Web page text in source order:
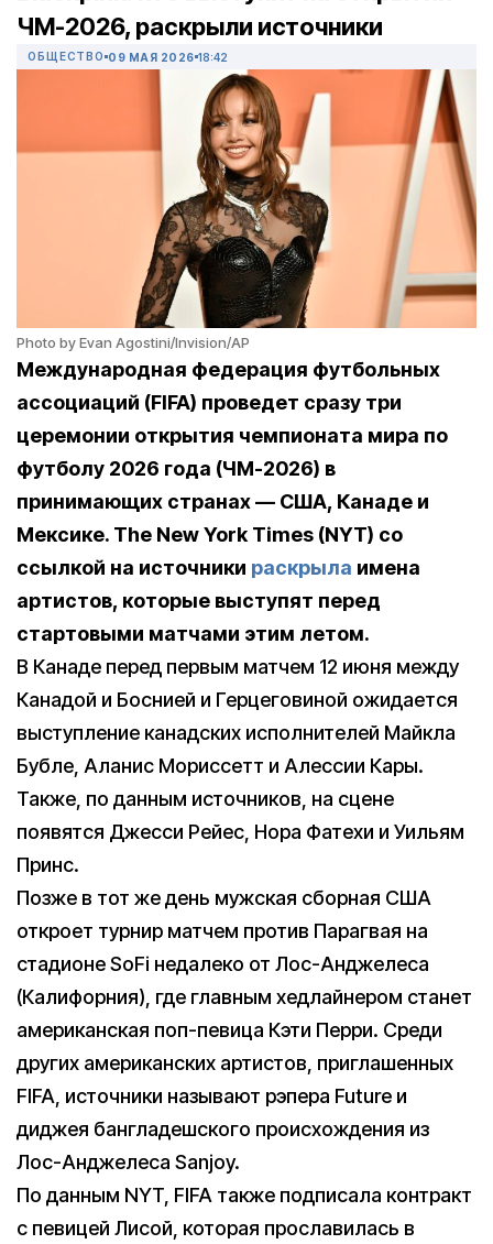
ЧМ-2026, раскрыли источники
ОБЩЕСТВО 09 МАЯ 2026 18:42
Photo by Evan Agostini/Invision/AP
Международная федерация футбольных
ассоциаций (FIFA) проведет сразу три
церемонии открытия чемпионата мира по
футболу 2026 года (ЧМ-2026) в
принимающих странах — США, Канаде и
Мексике. The New York Times (NYT) со
ссылкой на источники раскрыла имена
артистов, которые выступят перед
стартовыми матчами этим летом.
В Канаде перед первым матчем 12 июня между
Канадой и Боснией и Герцеговиной ожидается
выступление канадских исполнителей Майкла
Бубле, Аланис Мориссетт и Алессии Кары.
Также, по данным источников, на сцене
появятся Джесси Рейес, Нора Фатехи и Уильям
Принс.
Позже в тот же день мужская сборная США
откроет турнир матчем против Парагвая на
стадионе SoFi недалеко от Лос-Анджелеса
(Калифорния), где главным хедлайнером станет
американская поп-певица Кэти Перри. Среди
других американских артистов, приглашенных
FIFA, источники называют рэпера Future и
диджея бангладешского происхождения из
Лос-Анджелеса Sanjoy.
По данным NYT, FIFA также подписала контракт
с певицей Лисой, которая прославилась в